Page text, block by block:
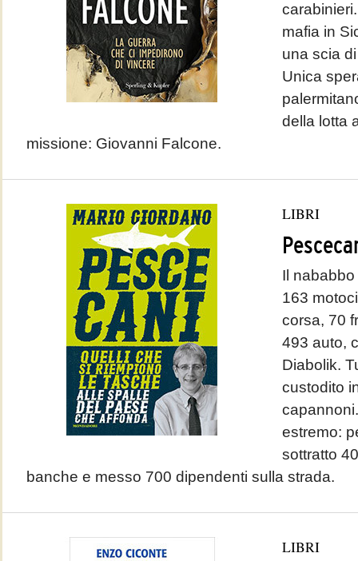
mafia in
una scia
Unica
della lotta
missione: Giovanni Falcone.
LIBRI
Il
163
corsa, 70
493 auto,
Diabolik.
custodito
estremo:
sottratto
banche e messo 700 dipendenti sulla strada.
LIBRI